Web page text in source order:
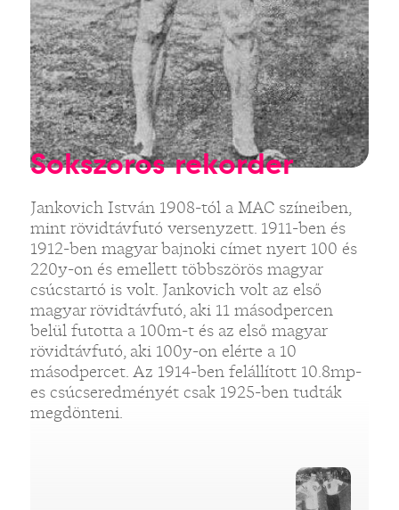
Sokszoros rekorder
Jankovich István 1908-tól a MAC színeiben,
mint rövidtávfutó versenyzett. 1911-ben és
1912-ben magyar bajnoki címet nyert 100 és
220y-on és emellett többszörös magyar
csúcstartó is volt. Jankovich volt az első
magyar rövidtávfutó, aki 11 másodpercen
belül futotta a 100m-t és az első magyar
rövidtávfutó, aki 100y-on elérte a 10
másodpercet. Az 1914-ben felállított 10.8mp-
es csúcseredményét csak 1925-ben tudták
megdönteni.